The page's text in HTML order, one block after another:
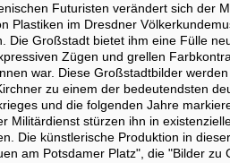
Futuristen verändert sich der
Plastiken im Dresdner
Die Großstadt bietet ihm eine Fülle
Zügen und grellen
war. Diese Großstadtbilder
zu einem der bedeutendsten
und die folgenden Jahre
Militärdienst stürzen ihn in
Die künstlerische Produktion in
am Potsdamer Platz", die "Bilder zu